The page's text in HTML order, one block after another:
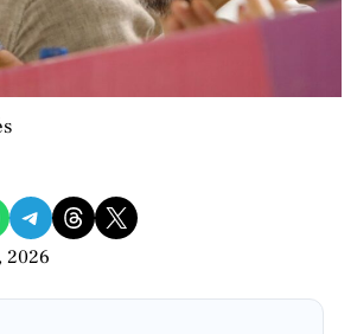
Compartir en Telegram Share on Threads Compartir en X
2026